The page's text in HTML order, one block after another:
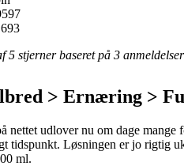
5 stjerner baseret på 3 anmeldelser
> Ernæring >
nettet udlover nu om dage
tidspunkt. Løsningen er jo rigtig
ml.